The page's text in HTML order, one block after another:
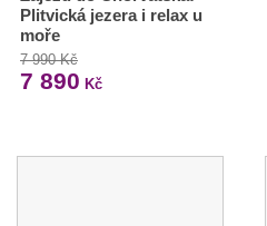
Plitvická jezera i relax u
moře
7 990 Kč
7 890 Kč